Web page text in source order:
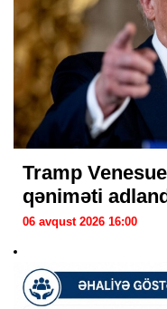
Tramp
qəniməti
06 avqust 2026 16:00